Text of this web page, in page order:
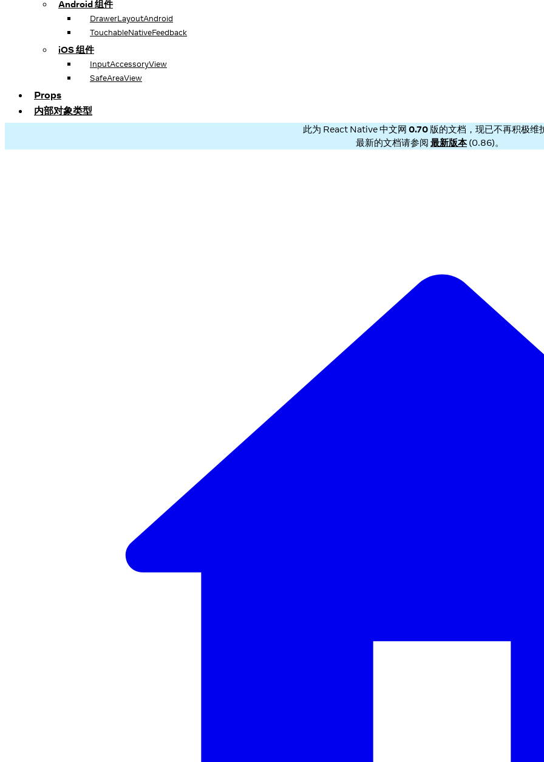
Android 组件
DrawerLayoutAndroid
TouchableNativeFeedback
iOS 组件
InputAccessoryView
SafeAreaView
Props
内部对象类型
此为 React Native 中文网 0.70版的文档，现已不再积极维
最新的文档请参阅 最新版本(0.86)。